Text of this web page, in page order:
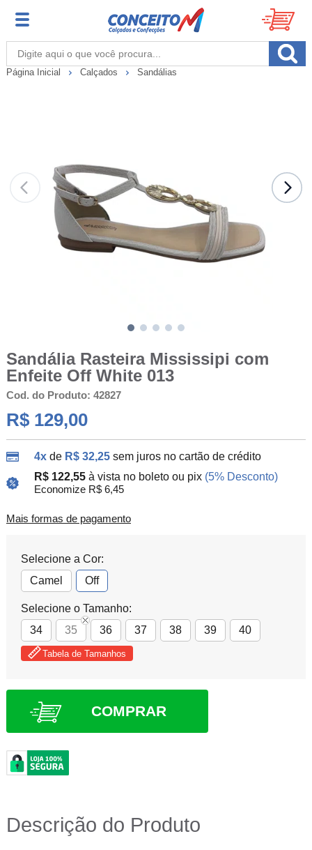
Página Inicial Calçados Sandálias
Sandália Rasteira Mississipi com
Enfeite Off White 013
Cod. do Produto: 42827
R$ 129,00
4xde R$ 32,25 sem juros no cartão de crédito
R$ 122,55 à vista no boleto ou pix (5% Desconto)
Economize R$ 6,45
Mais formas de pagamento
Selecione a Cor:
Camel
Off
Selecione o Tamanho:
34
35 36 37 38 39 40
Tabela de Tamanhos
COMPRAR
Descrição do Produto